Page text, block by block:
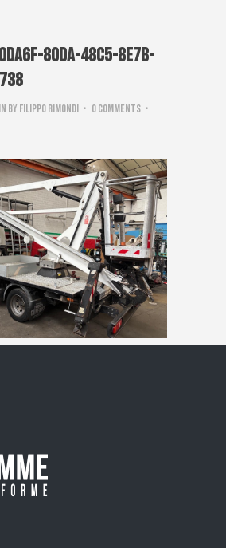
80da-48c5-8e7b-
in by Filippo Rimondi
0 Comments